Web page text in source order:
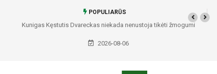
POPULIARŪS
Kunigas Kęstutis Dvareckas niekada nenustoja tikėti žmogumi
2026-08-06